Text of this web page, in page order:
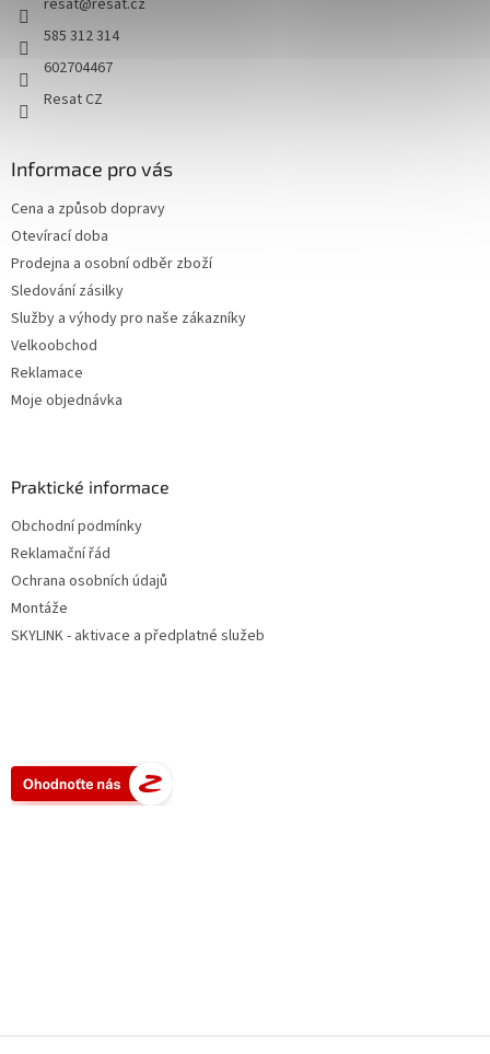
resat@resat.cz
585 312 314
602704467
Resat CZ
Informace pro vás
Cena a způsob dopravy
Otevírací doba
Prodejna a osobní odběr zboží
Sledování zásilky
Služby a výhody pro naše zákazníky
Velkoobchod
Reklamace
Moje objednávka
Praktické informace
Obchodní podmínky
Reklamační řád
Ochrana osobních údajů
Montáže
SKYLINK - aktivace a předplatné služeb